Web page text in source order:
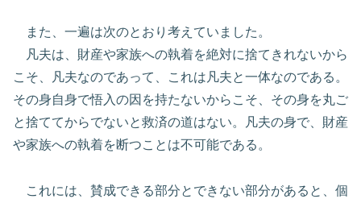
また、一遍は次のとおり考えていました。
凡夫は、財産や家族への執着を絶対に捨てきれないから
こそ、凡夫なのであって、これは凡夫と一体なのである。
その身自身で悟入の因を持たないからこそ、その身を丸ご
と捨ててからでないと救済の道はない。凡夫の身で、財産
や家族への執着を断つことは不可能である。
これには、賛成できる部分とできない部分があると、個